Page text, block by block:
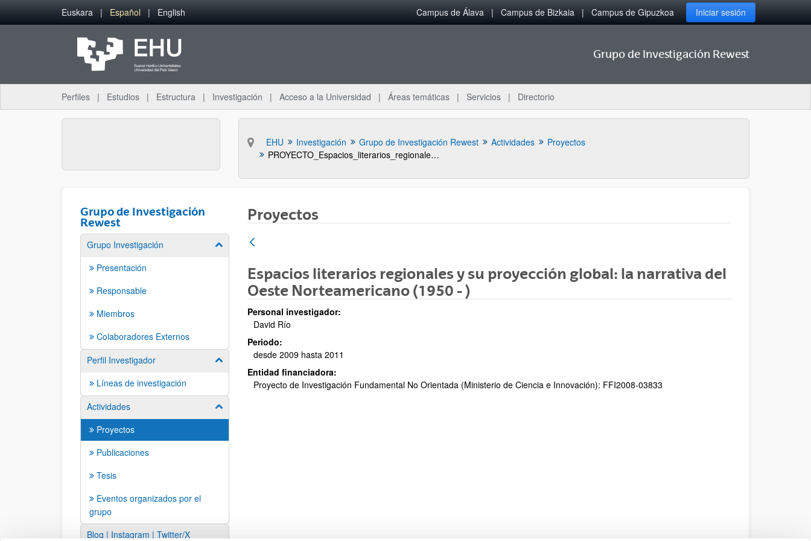
Saltar al contenido principal
Euskara Español English Campus de Álava Campus de Bizkaia Campus de Gipuzkoa Iniciar sesión
Grupo de Investigación Rewest
Perfiles Estudios Estructura Investigación Acceso a la Universidad Áreas temáticas Servicios Directorio
EHU Investigación Grupo de Investigación Rewest Actividades
Proyectos
PROYECTO_Espacios_literarios_regionales_y_su_proyeccion_global_la_narrativa_del_oeste_norteamericano_1950_
Grupo de Investigación
Rewest
Grupo Investigación Mostrar/ocultar subpáginas
Presentación
Responsable
Miembros
Colaboradores Externos
Perfil Investigador
Mostrar/ocultar subpáginas
Líneas de investigación
Actividades
Mostrar/ocultar subpáginas
Proyectos
Publicaciones
Tesis
Eventos organizados por el
grupo
Blog | Instagram | Twitter/X
Proyectos
Espacios literarios regionales y su proyección global: la narrativa del
Oeste Norteamericano (1950 - )
Personal investigador:
David Río
Periodo:
desde 2009 hasta 2011
Entidad financiadora:
Proyecto de Investigación Fundamental No Orientada (Ministerio de Ciencia e Innovación): FFI2008-03833